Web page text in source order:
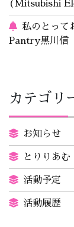
(Mitsubishi
私のとっ
Pantry黒川信
カテゴリ
お知らせ
とりりあむ
活動予定
活動履歴